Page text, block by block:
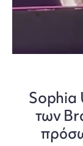
Sophia
των